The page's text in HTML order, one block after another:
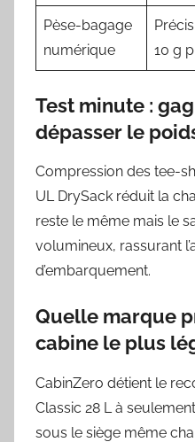
Pèse-bagage
numérique
10 g
Test minute :
dépasser le
Compression des tee-
UL DrySack réduit la
reste le même mais le
volumineux, rassurant
d’embarquement.
Quelle marque
cabine le plus
CabinZero détient le
Classic 28 L à
sous le siège même